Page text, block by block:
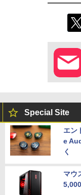
Special Site
エン
e
く
マウ